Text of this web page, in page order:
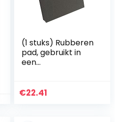
(1 stuks) Rubberen
pad, gebruikt in
een
100x100x25mm
€22.41